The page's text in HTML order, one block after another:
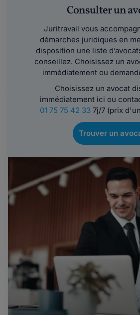
Consulter un
Juritravail vous
démarches juridiques en
disposition une liste
conseillez. Choisissez un
immédiatement ou
Choisissez un avocat
immédiatement ici ou
01 75 75 42 337j/7 (prix
Trouver un